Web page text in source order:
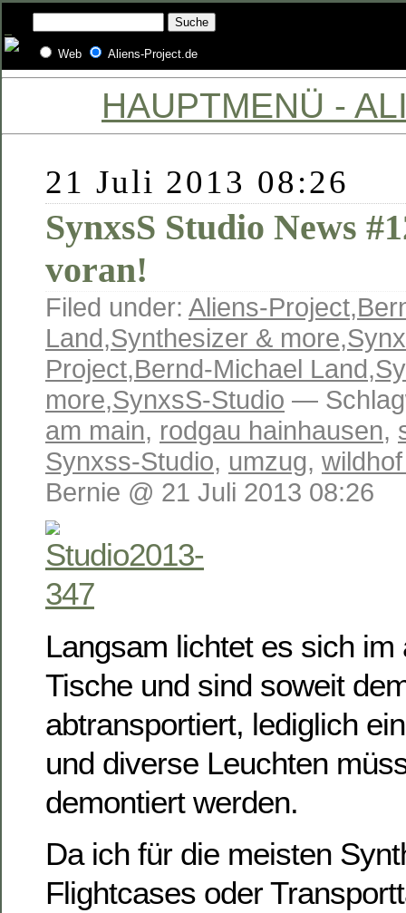
Web Aliens-Project.de
HAUPTMENÜ -
21 Juli 2013 08:26
SynxsS Studio News
voran!
Filed under: Aliens-Project,
Land,Synthesizer & more,
Project,Bernd-Michael Land,
more,SynxsS-Studio —
am main, rodgau hainhausen,
Synxss-Studio, umzug,
Bernie @ 21 Juli 2013 08:26
Langsam lichtet es sich im
Tische und sind soweit
abtransportiert, lediglich
und diverse Leuchten
demontiert werden.
Da ich für die meisten
Flightcases oder